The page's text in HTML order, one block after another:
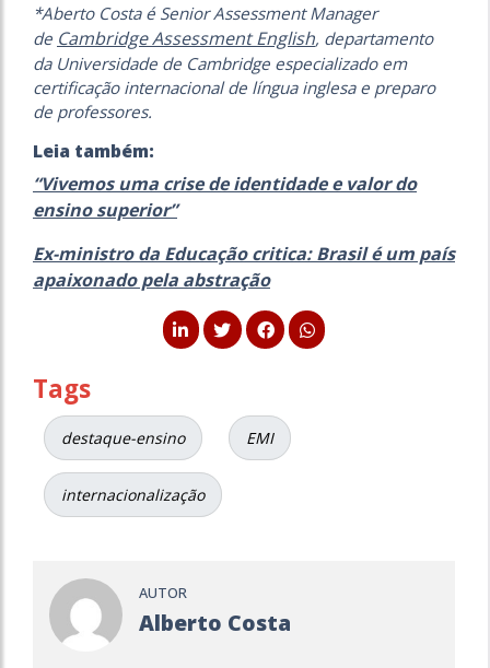
*Aberto Costa é Senior Assessment Manager
de Cambridge Assessment English, departamento
da Universidade de Cambridge especializado em
certificação internacional de língua inglesa e preparo
de professores.
Leia também:
“Vivemos uma crise de identidade e valor do
ensino superior”
Ex-ministro da Educação critica: Brasil é um país
apaixonado pela abstração
Tags
destaque-ensino EMI
internacionalização
AUTOR
Alberto Costa